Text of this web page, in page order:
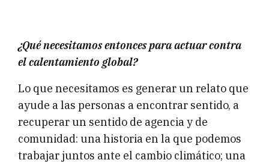
¿Qué necesitamos entonces para actuar contra
el calentamiento global?
Lo que necesitamos es generar un relato que
ayude a las personas a encontrar sentido, a
recuperar un sentido de agencia y de
comunidad: una historia en la que podemos
trabajar juntos ante el cambio climático; una